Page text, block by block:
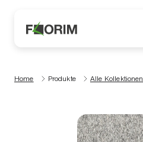
Home Produkte Alle Kollektionen